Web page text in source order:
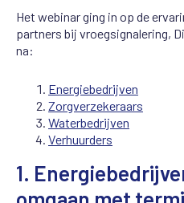
Het webinarging in op de
partners bij vroegsignalering,
na:
Energiebedrijven
Zorgverzekeraars
Waterbedrijven
Verhuurders
1.